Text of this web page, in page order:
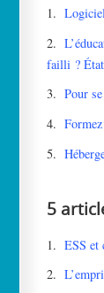
1.
2.
failli ? État
3.Pour
4.
5.
5
1.ESS et
2.